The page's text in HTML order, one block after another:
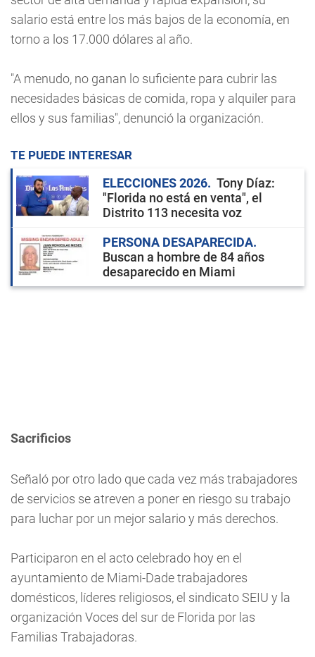
salario está entre los más bajos de la economía, en
torno a los 17.000 dólares al año.
"A menudo, no ganan lo suficiente para cubrir las
necesidades básicas de comida, ropa y alquiler para
ellos y sus familias", denunció la organización.
TE PUEDE INTERESAR
ELECCIONES 2026
Tony Díaz:
"Florida no está en venta", el
Distrito 113 necesita voz
PERSONA DESAPARECIDA
Buscan a hombre de 84 años
desaparecido en Miami
Sacrificios
Señaló por otro lado que cada vez más trabajadores
de servicios se atreven a poner en riesgo su trabajo
para luchar por un mejor salario y más derechos.
Participaron en el acto celebrado hoy en el
ayuntamiento de Miami-Dade trabajadores
domésticos, líderes religiosos, el sindicato SEIU y la
organización Voces del sur de Florida por las
Familias Trabajadoras.